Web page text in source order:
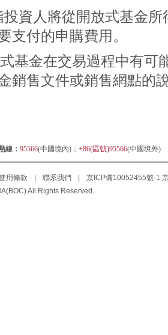
投資人將從開放式基金
支付的申購費用。
基金在交易過程中有可
銷售文件或銷售網點的
線： 95566(中國境內)； +86(區號)95566(中國境外)
用條款 聯系我們 京ICP備10052455號-1
All Rights Reserved.